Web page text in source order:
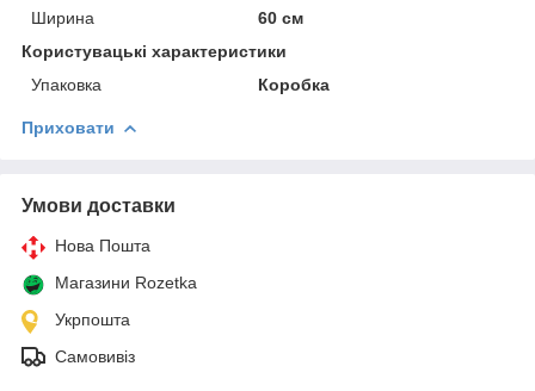
Ширина
60 см
Користувацькі характеристики
Упаковка
Коробка
Приховати
Умови доставки
Нова Пошта
Магазини Rozetka
Укрпошта
Самовивіз